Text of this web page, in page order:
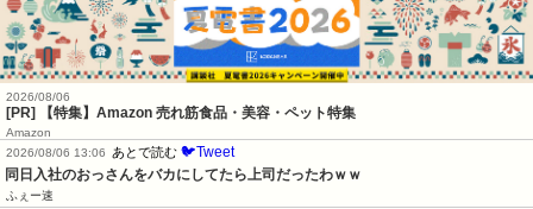
2026/08/06
[PR] 【特集】Amazon 売れ筋食品・美容・ペット特集
Amazon
2026/08/06 13:06
あとで読む 🐦Tweet
同日入社のおっさんをバカにしてたら上司だったわｗｗ
ふぇー速